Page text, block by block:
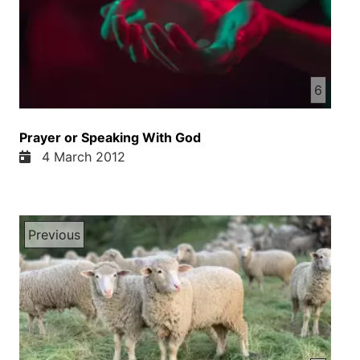
هال نتیجهش میبینیم که اردو بیادرها در مقابل یک دیگه
جنگ میکنند و دوا میکنند هر روز امروز یکی دیگه آه،
پروین، من احساس میکنم که ما به خاطر این فامیل یک
جای دوا کنیم تا که خدا به جای دشمنی و نفرت در این
جان اتو کن بیا که اردوی ما یک جای دوا کنیم برشان
بسیار خوب است دوا میکنیم ای خدای محبت عظیم ما
به خاطر جمال همسایی ما برای تو دوا میکنیم که محبت
به نام ایسای مسیح آمین، آمین پروین، میفهمی که
دوست داشتن و بخشیدن دیگرها ای قدر کار آسان هم
نیست که ما فکر میکنیم ما باید ای را از کتاب مقدس
یاد بگیریم و تمرین هم کنیم که چی قسم دیگرها را
ببخشیدیم آهان، بله، حتمان چی میکنین آهان بده؟ کل
مردم را به تکلیف ساخته ای صدای نصار نیست پروین
جان؟ آهان، مگرم من ایش نمیفهمم که چرا ایتا غل
6
Prayer or Speaking With God
4 March 2012
Previous